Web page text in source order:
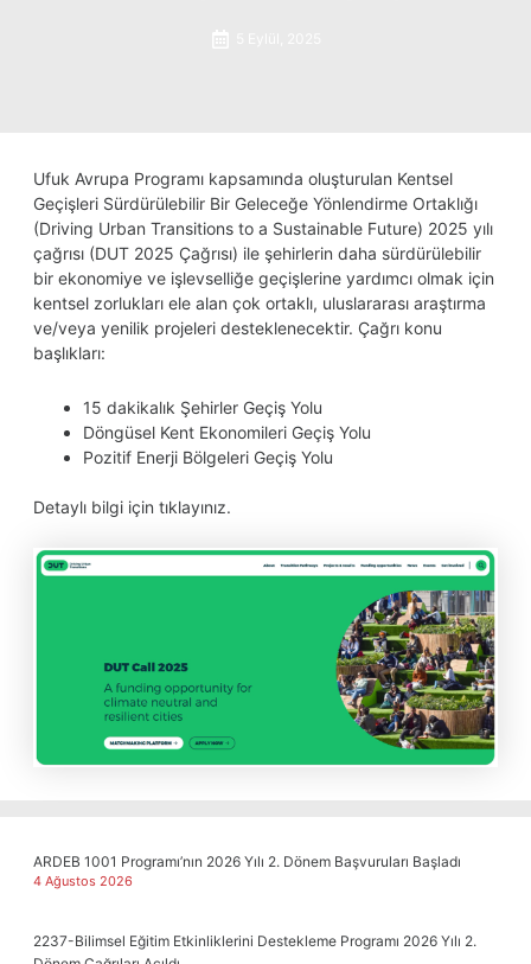
Ufuk Avrupa Programı kapsamında oluşturulan Kentsel
Geçişleri Sürdürülebilir Bir Geleceğe Yönlendirme Ortaklığı
(Driving Urban Transitions to a Sustainable Future) 2025 yılı
çağrısı (DUT 2025 Çağrısı) ile şehirlerin daha sürdürülebilir
bir ekonomiye ve işlevselliğe geçişlerine yardımcı olmak için
kentsel zorlukları ele alan çok ortaklı, uluslararası araştırma
ve/veya yenilik projeleri desteklenecektir. Çağrı konu
başlıkları:
15 dakikalık Şehirler Geçiş Yolu
Döngüsel Kent Ekonomileri Geçiş Yolu
Pozitif Enerji Bölgeleri Geçiş Yolu
Detaylı bilgi için tıklayınız.
ARDEB 1001 Programı’nın 2026 Yılı 2. Dönem Başvuruları Başladı
4 Ağustos 2026
2237-Bilimsel Eğitim Etkinliklerini Destekleme Programı 2026 Yılı 2.